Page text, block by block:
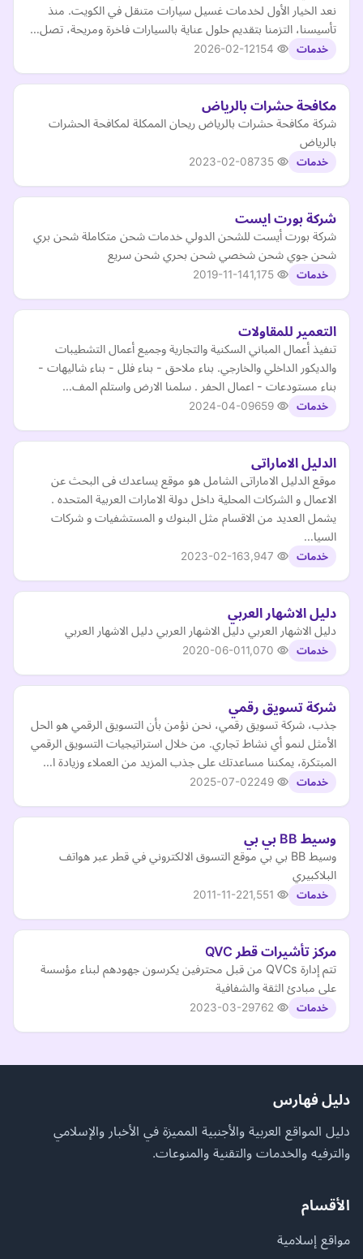
نعد الخيار الأول لخدمات غسيل سيارات متنقل في الكويت. منذ
تأسيسنا، التزمنا بتقديم حلول عناية بالسيارات فاخرة ومريحة، تصل…
خدمات 2026-02-12
مكافحة حشرات بالرياض
شركة مكافحة حشرات بالرياض ريحان الممكلة لمكافحة الحشرات
بالرياض
خدمات 2023-02-08
شركة بورت ايست
شركة بورت أيست للشحن الدولي خدمات شحن متكاملة شحن بري
شحن جوي شحن شخصي شحن بحري شحن سريع
خدمات 2019-11-14
التعمير للمقاولات
تنفيذ أعمال المباني السكنية والتجارية وجميع أعمال التشطيبات
والديكور الداخلي والخارجي. بناء ملاحق - بناء فلل - بناء شاليهات -
بناء مستودعات - اعمال الحفر . سلمنا الارض واستلم المف…
خدمات 2024-04-09
الدليل الاماراتى
موقع الدليل الاماراتى الشامل هو موقع يساعدك فى البحث عن
الاعمال و الشركات المحلية داخل دولة الامارات العربية المتحده .
يشمل العديد من الاقسام مثل البنوك و المستشفيات و شركات
السيا…
خدمات 2023-02-16
دليل الاشهار العربي
دليل الاشهار العربي دليل الاشهار العربي دليل الاشهار العربي
خدمات 2020-06-01
شركة تسويق رقمي
جذب، شركة تسويق رقمي، نحن نؤمن بأن التسويق الرقمي هو الحل
الأمثل لنمو أي نشاط تجاري. من خلال استراتيجيات التسويق الرقمي
المبتكرة، يمكننا مساعدتك على جذب المزيد من العملاء وزيادة ا…
خدمات 2025-07-02
وسيط BB بي بي
وسيط BB بي بي موقع التسوق الالكتروني في قطر عبر هواتف
البلاكبيري
خدمات 2011-11-22
مركز تأشيرات قطر QVC
تتم إدارة QVCs من قبل محترفين يكرسون جهودهم لبناء مؤسسة
على مبادئ الثقة والشفافية
خدمات 2023-03-29
دليل فهارس
دليل المواقع العربية والأجنبية المميزة في الأخبار والإسلامي
والترفيه والخدمات والتقنية والمنوعات.
الأقسام
مواقع إسلامية